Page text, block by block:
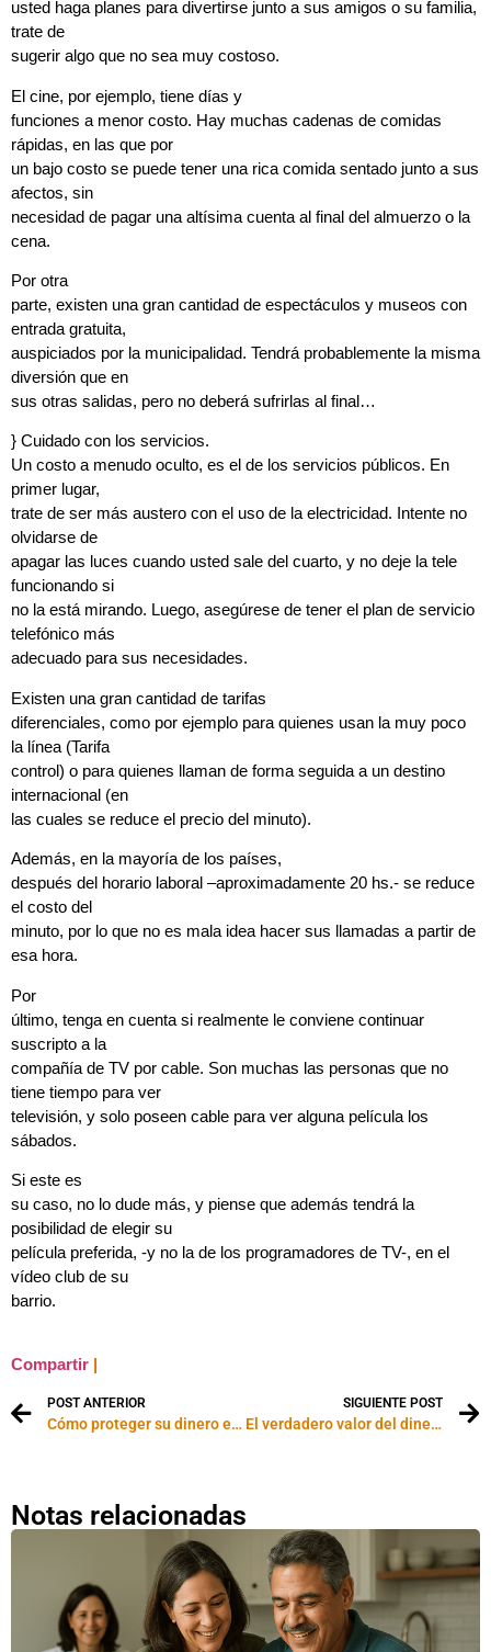
usted haga planes para divertirse junto a sus amigos o su familia,
trate de
sugerir algo que no sea muy costoso.
El cine, por ejemplo, tiene días y
funciones a menor costo. Hay muchas cadenas de comidas
rápidas, en las que por
un bajo costo se puede tener una rica comida sentado junto a sus
afectos, sin
necesidad de pagar una altísima cuenta al final del almuerzo o la
cena.
Por otra
parte, existen una gran cantidad de espectáculos y museos con
entrada gratuita,
auspiciados por la municipalidad. Tendrá probablemente la misma
diversión que en
sus otras salidas, pero no deberá sufrirlas al final…
} Cuidado con los servicios.
Un costo a menudo oculto, es el de los servicios públicos. En
primer lugar,
trate de ser más austero con el uso de la electricidad. Intente no
olvidarse de
apagar las luces cuando usted sale del cuarto, y no deje la tele
funcionando si
no la está mirando. Luego, asegúrese de tener el plan de servicio
telefónico más
adecuado para sus necesidades.
Existen una gran cantidad de tarifas
diferenciales, como por ejemplo para quienes usan la muy poco
la línea (Tarifa
control) o para quienes llaman de forma seguida a un destino
internacional (en
las cuales se reduce el precio del minuto).
Además, en la mayoría de los países,
después del horario laboral –aproximadamente 20 hs.- se reduce
el costo del
minuto, por lo que no es mala idea hacer sus llamadas a partir de
esa hora.
Por
último, tenga en cuenta si realmente le conviene continuar
suscripto a la
compañía de TV por cable. Son muchas las personas que no
tiene tiempo para ver
televisión, y solo poseen cable para ver alguna película los
sábados.
Si este es
su caso, no lo dude más, y piense que además tendrá la
posibilidad de elegir su
película preferida, -y no la de los programadores de TV-, en el
vídeo club de su
barrio.
Compartir
POST ANTERIOR
Cómo proteger su dinero en caso de divorcio
SIGUIENTE POST
El verdadero valor del dinero
Notas relacionadas